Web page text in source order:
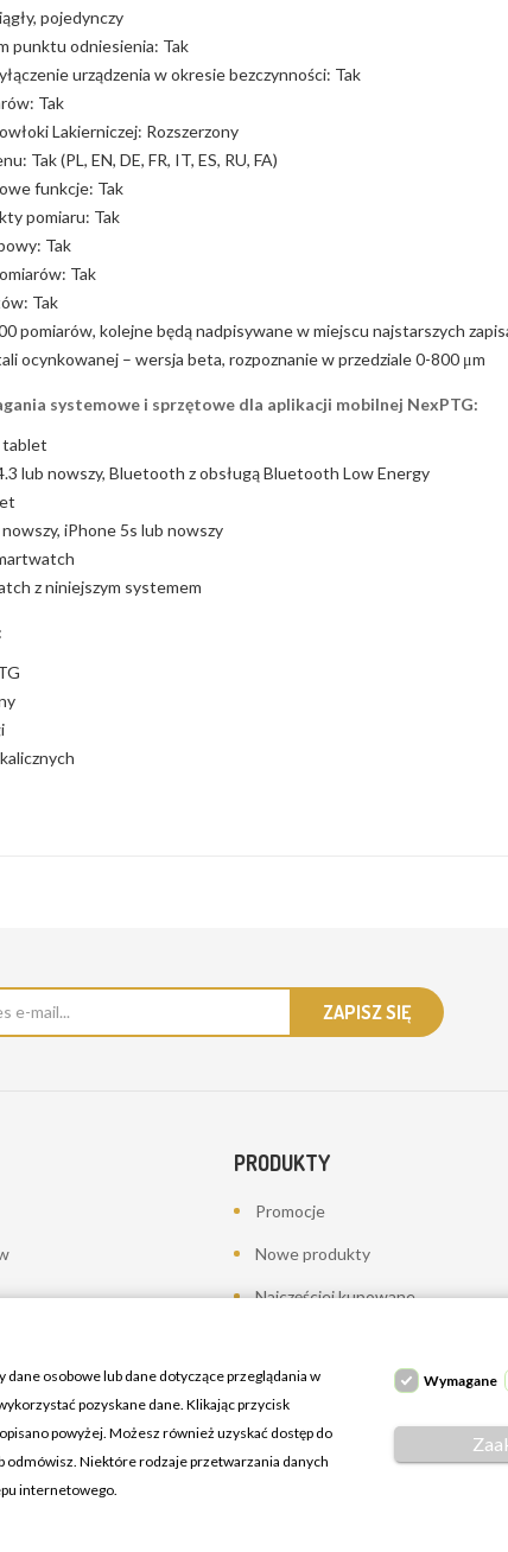
pojedynczy
punktu odniesienia: Tak
urządzenia w okresie bezczynności: Tak
Tak
Lakierniczej: Rozszerzony
Tak (PL, EN, DE, FR, IT, ES, RU, FA)
funkcje: Tak
pomiaru: Tak
Tak
Tak
Tak
pomiarów, kolejne będą nadpisywane w miejscu najstarszych
ocynkowanej – wersja beta, rozpoznanie w przedziale 0-800 μm
systemowe i sprzętowe dla aplikacji mobilnej NexPTG:
tablet
lub nowszy, Bluetooth z obsługą Bluetooth Low Energy
iPhone 5s lub nowszy
z niniejszym systemem
PRODUKTY
Promocje
Nowe produkty
Najczęściej kupowane
osobowe lub dane dotyczące przeglądania w
pozyskane dane. Klikając przycisk
powyżej. Możesz również uzyskać dostęp do
Niektóre rodzaje przetwarzania danych
internetowego.
Wymagane